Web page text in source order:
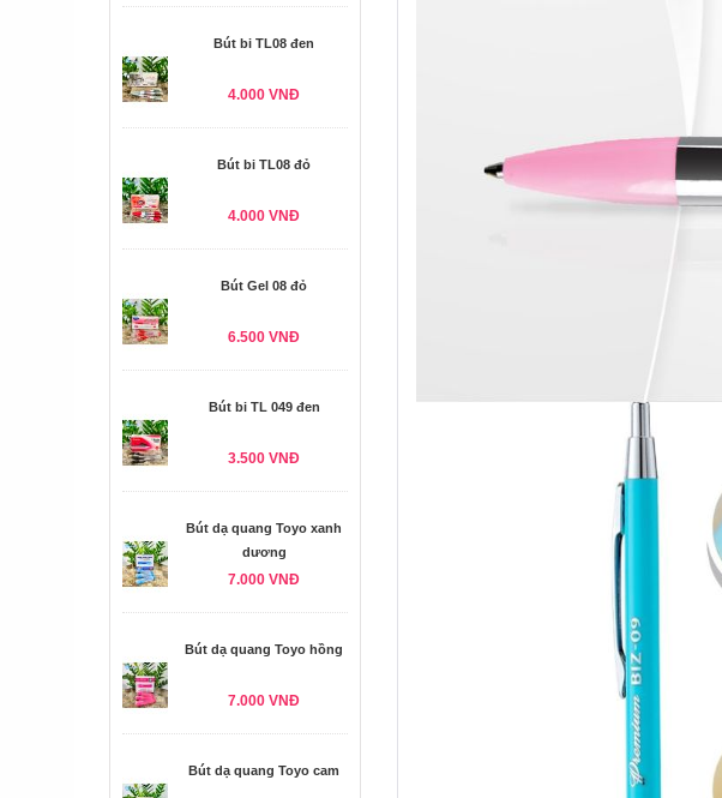
Bút bi TL08 đen
4.000 VNĐ
Bút bi TL08 đỏ
4.000 VNĐ
Bút Gel 08 đỏ
6.500 VNĐ
Bút bi TL 049 đen
3.500 VNĐ
Bút dạ quang Toyo xanh
dương
7.000 VNĐ
Bút dạ quang Toyo hồng
7.000 VNĐ
Bút dạ quang Toyo cam